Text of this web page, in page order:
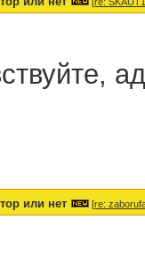
или нет [re: